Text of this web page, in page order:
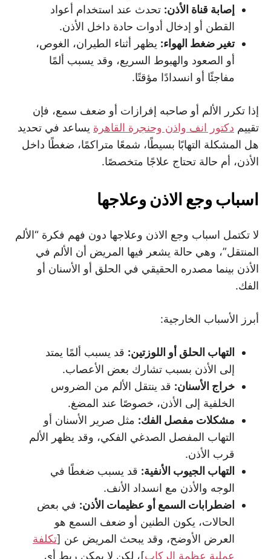
إصابة قناة الأذن: تحدث عند استخدام أعواد
القطن أو إدخال أدوات حادة داخل الأذن.
تغير ضغط الهواء: يظهر أثناء الطيران، الغوص،
أو الصعود والهبوط السريع، وقد يسبب ألمًا
مفاجئًا أو انسدادًا مؤقتًا.
إذا تكرر الألم أو صاحبه إفرازات أو ضعف سمع، فإن
تقييم دكتور انف واذن وحنجرة القاهرة يساعد في تحديد
هل المشكلة التهابًا بسيطًا، شمعًا متراكمًا، ضغطًا داخل
الأذن، أم حالة تحتاج علاجًا متخصصًا.
اسباب وجع الاذن وعلاجها
لا تكتمل اسباب وجع الاذن وعلاجها دون فهم فكرة “الألم
المنتقل”، وهي حالة يشعر فيها المريض أن الألم في
الأذن بينما مصدره الحقيقي في الحلق أو الأسنان أو
الفك.
أبرز الأسباب الخارجية:
التهاب الحلق أو اللوزتين: قد يسبب ألمًا يمتد
إلى الأذن بسبب تشارك بعض الأعصاب.
خراج الأسنان: قد ينتقل الألم من الضروس
الخلفية إلى الأذن، خصوصًا عند المضغ.
مشكلات مفصل الفك: مثل صرير الأسنان أو
التهاب المفصل الصدغي الفكي، وقد يظهر الألم
قرب الأذن.
التهاب الجيوب الأنفية: قد يسبب ضغطًا في
الوجه والأذن مع انسداد الأنف.
اضطرابات السمع أو عظيمات الأذن: في بعض
الحالات، يكون الطنين أو ضعف السمع هو
العرض الأوضح، وقد يبحث المريض عن [تكلفة
عملية عظمة الركاب]، لكن لا يمكن ربط أي